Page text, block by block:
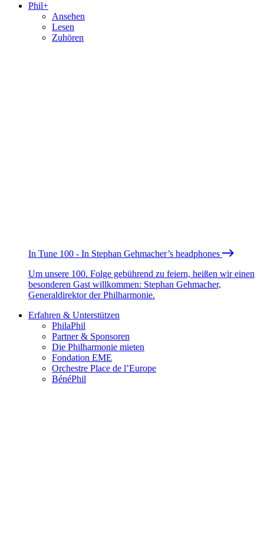
Phil+
Ansehen
Lesen
Zuhören
In Tune 100 - In Stephan Gehmacher’s headphones
Um unsere 100. Folge gebührend zu feiern, heißen wir einen
besonderen Gast willkommen: Stephan Gehmacher,
Generaldirektor der Philharmonie.
Erfahren & Unterstützen
PhilaPhil
Partner & Sponsoren
Die Philharmonie mieten
Fondation EME
Orchestre Place de l’Europe
BénéPhil